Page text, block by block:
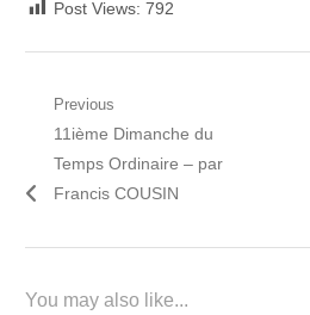
Post Views: 792
Navigation
de
l’article
Previous
Previous
post:
11ième Dimanche du
Temps Ordinaire – par
Francis COUSIN
You may also like...